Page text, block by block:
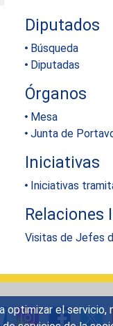
el
Diputados
Búsqueda
Diputadas
Órganos
Mesa
Junta de
Iniciativas
Iniciativas
Relaciones
Visitas de Jefes